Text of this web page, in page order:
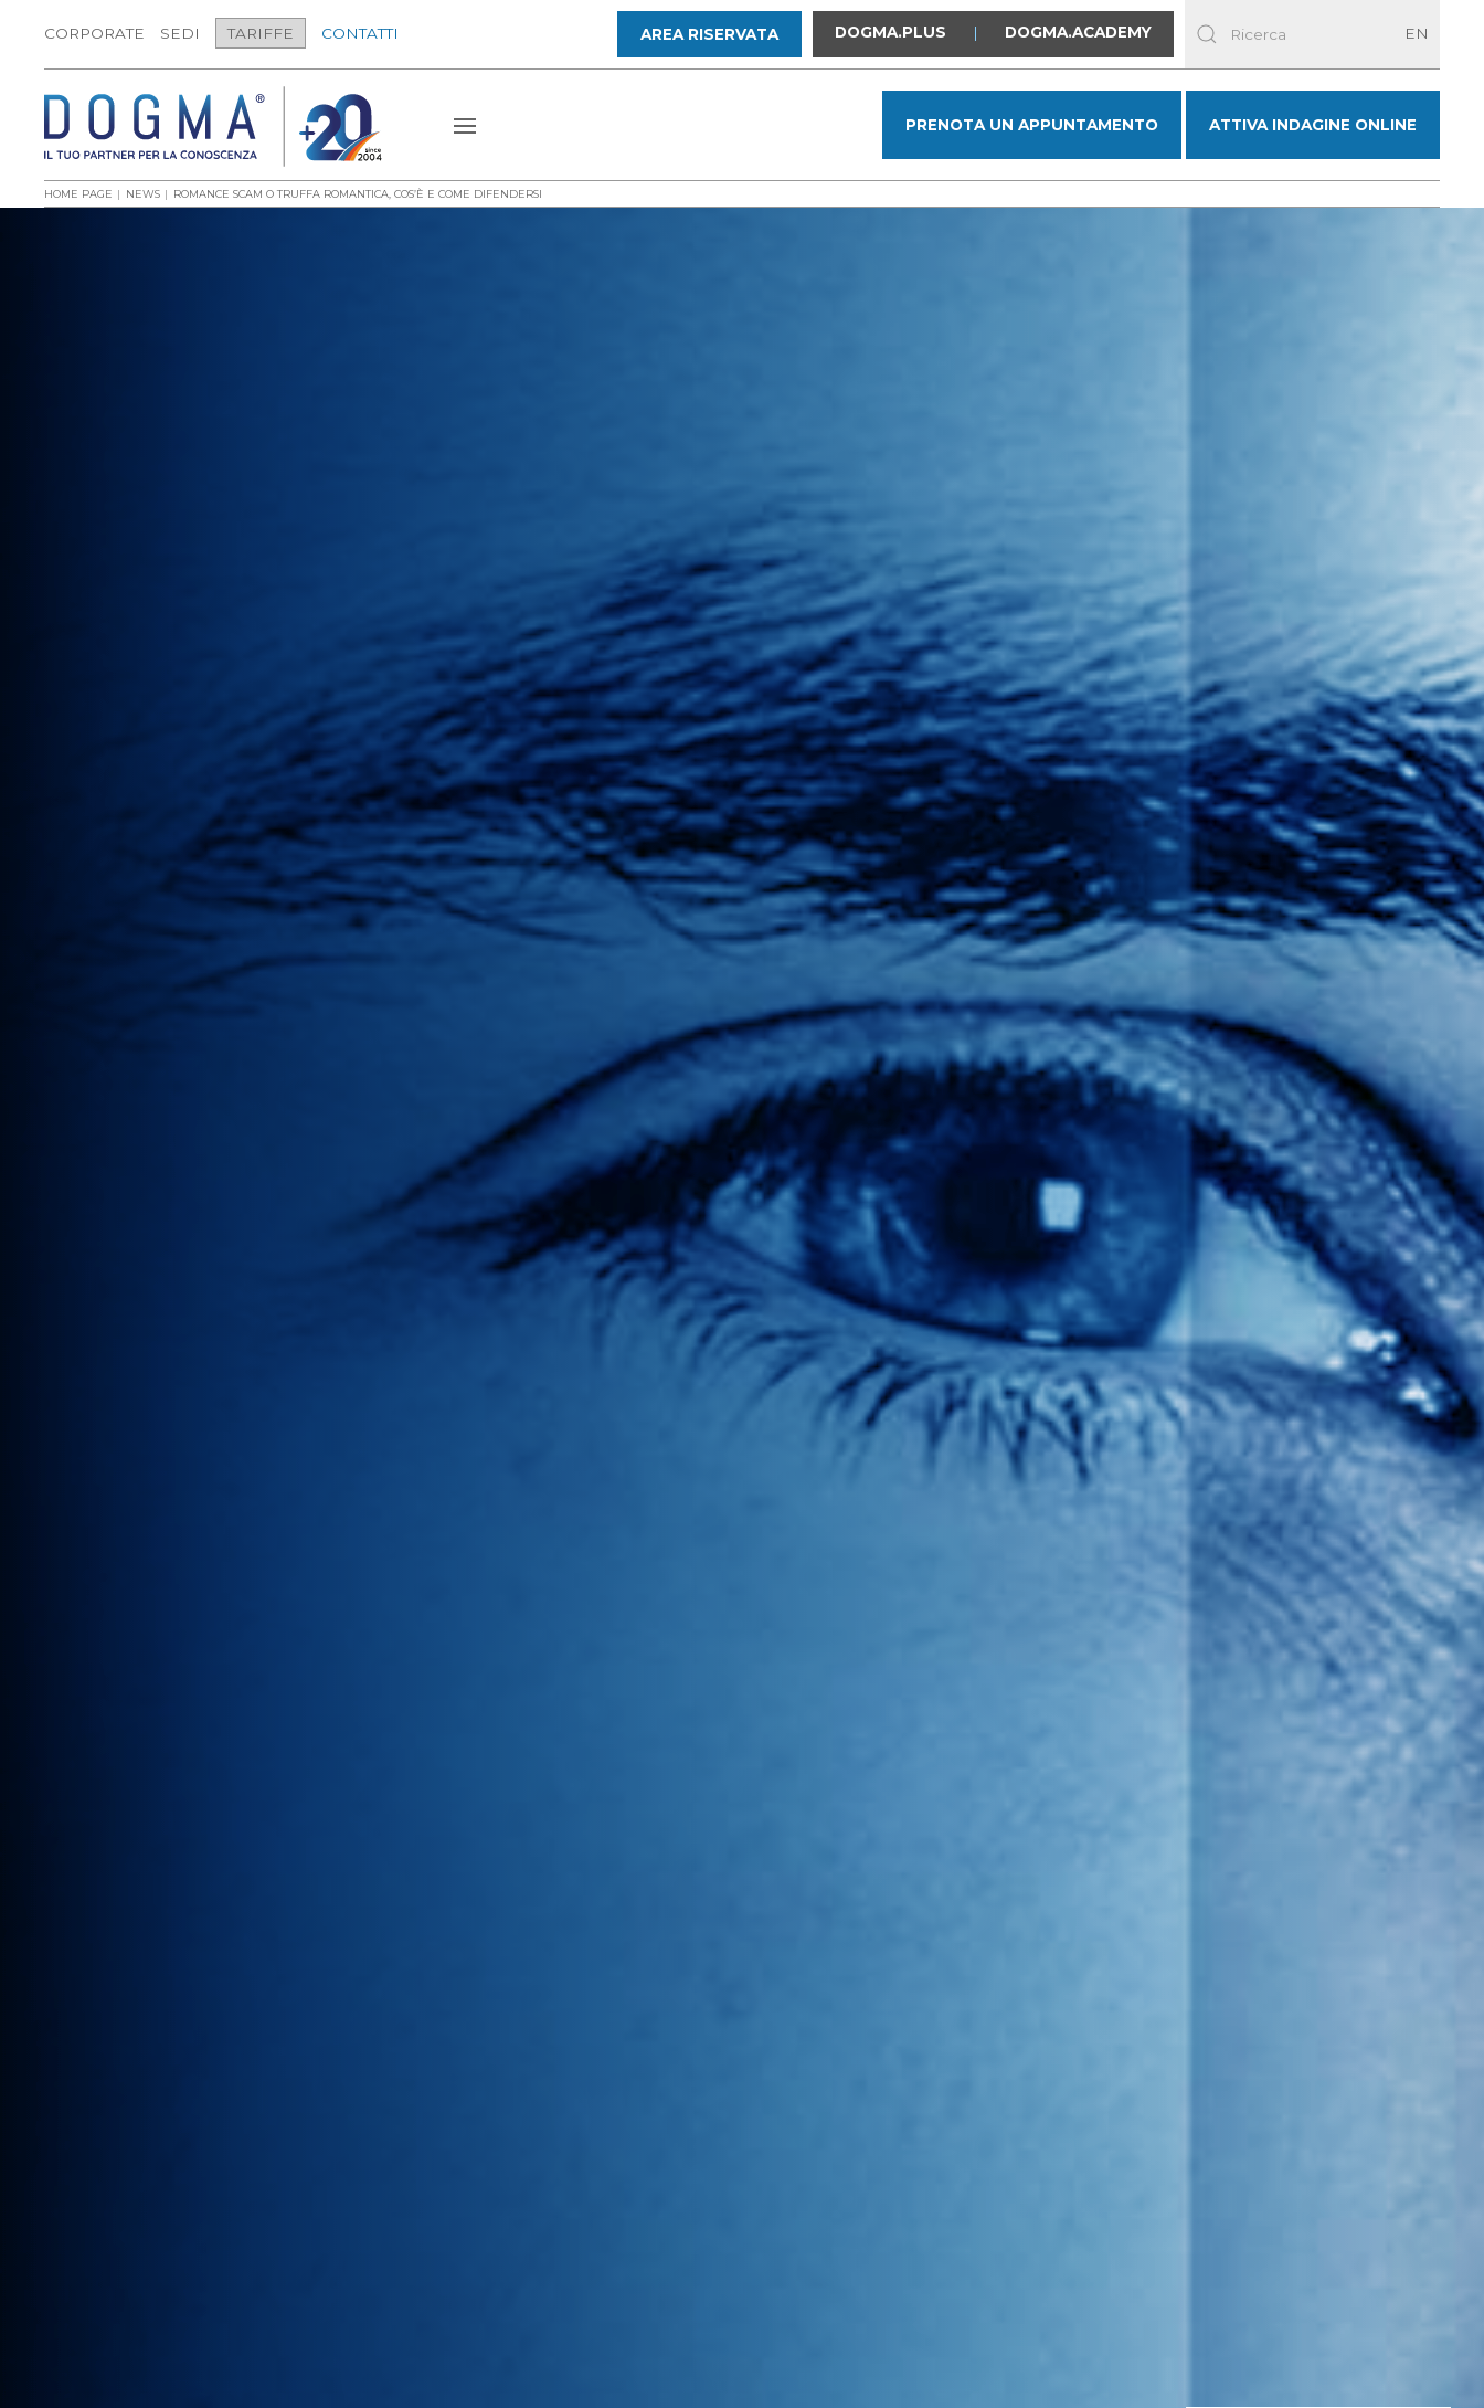
CORPORATE SEDI TARIFFE CONTATTI AREA RISERVATA DOGMA.PLUS | DOGMA.ACADEMY EN
PRENOTA UN APPUNTAMENTO ATTIVA INDAGINE ONLINE
HOME PAGE NEWS ROMANCE SCAM O TRUFFA ROMANTICA, COS’È E COME DIFENDERSI